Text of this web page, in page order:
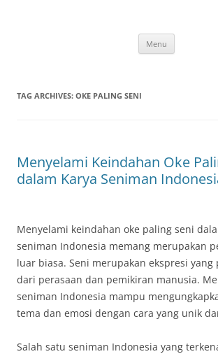
Menu
TAG ARCHIVES: OKE PALING SENI
Menyelami Keindahan Oke
dalam Karya Seniman
Menyelami keindahan oke paling seni
seniman Indonesia memang merupakan
luar biasa. Seni merupakan ekspresi
dari perasaan dan pemikiran manusia.
seniman Indonesia mampu
tema dan emosi dengan cara yang unik
Salah satu seniman Indonesia yang